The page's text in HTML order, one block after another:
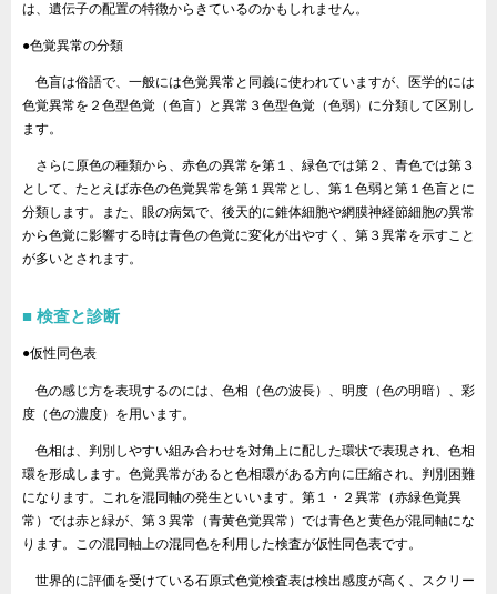
は、遺伝子の配置の特徴からきているのかもしれません。
●色覚異常の分類
色盲は俗語で、一般には色覚異常と同義に使われていますが、医学的には
色覚異常を２色型色覚（色盲）と異常３色型色覚（色弱）に分類して区別し
ます。
さらに原色の種類から、赤色の異常を第１、緑色では第２、青色では第３
として、たとえば赤色の色覚異常を第１異常とし、第１色弱と第１色盲とに
分類します。また、眼の病気で、後天的に錐体細胞や網膜神経節細胞の異常
から色覚に影響する時は青色の色覚に変化が出やすく、第３異常を示すこと
が多いとされます。
検査と診断
●仮性同色表
色の感じ方を表現するのには、色相（色の波長）、明度（色の明暗）、彩
度（色の濃度）を用います。
色相は、判別しやすい組み合わせを対角上に配した環状で表現され、色相
環を形成します。色覚異常があると色相環がある方向に圧縮され、判別困難
になります。これを混同軸の発生といいます。第１・２異常（赤緑色覚異
常）では赤と緑が、第３異常（青黄色覚異常）では青色と黄色が混同軸にな
ります。この混同軸上の混同色を利用した検査が仮性同色表です。
世界的に評価を受けている石原式色覚検査表は検出感度が高く、スクリー